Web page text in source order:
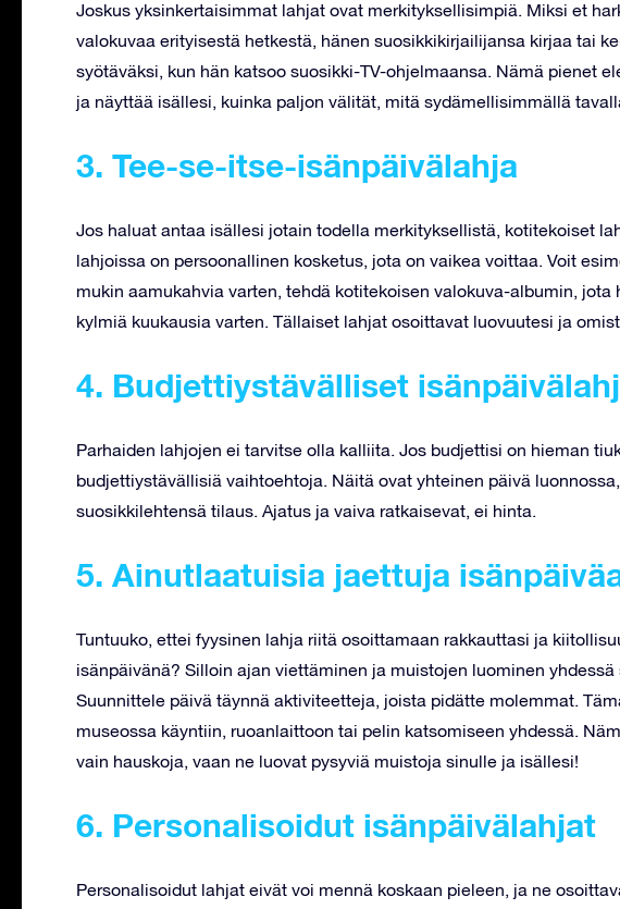
Joskus yksinkertaisimmat lahjat ovat merkityksellisimpiä. Miksi et
valokuvaa erityisestä hetkestä, hänen suosikkikirjailijansa kirjaa tai
syötäväksi, kun hän katsoo suosikki-TV-ohjelmaansa. Nämä pienet
ja näyttää isällesi, kuinka paljon välität, mitä sydämellisimmällä
3. Tee-se-itse-isänpäivälahja
Jos haluat antaa isällesi jotain todella merkityksellistä, kotitekoiset
lahjoissa on persoonallinen kosketus, jota on vaikea voittaa. Voit
mukin aamukahvia varten, tehdä kotitekoisen valokuva-albumin,
kylmiä kuukausia varten. Tällaiset lahjat osoittavat luovuutesi ja
4. Budjettiystävälliset
Parhaiden lahjojen ei tarvitse olla kalliita. Jos budjettisi on hieman
budjettiystävällisiä vaihtoehtoja. Näitä ovat yhteinen päivä
suosikkilehtensä tilaus. Ajatus ja vaiva ratkaisevat, ei hinta.
5. Ainutlaatuisia jaettuja
Tuntuuko, ettei fyysinen lahja riitä osoittamaan rakkauttasi ja
isänpäivänä? Silloin ajan viettäminen ja muistojen luominen
Suunnittele päivä täynnä aktiviteetteja, joista pidätte molemmat.
museossa käyntiin, ruoanlaittoon tai pelin katsomiseen yhdessä.
vain hauskoja, vaan ne luovat pysyviä muistoja sinulle ja isällesi!
6. Personalisoidut isänpäivälahjat
Personalisoidut lahjat eivät voi mennä koskaan pieleen, ja ne